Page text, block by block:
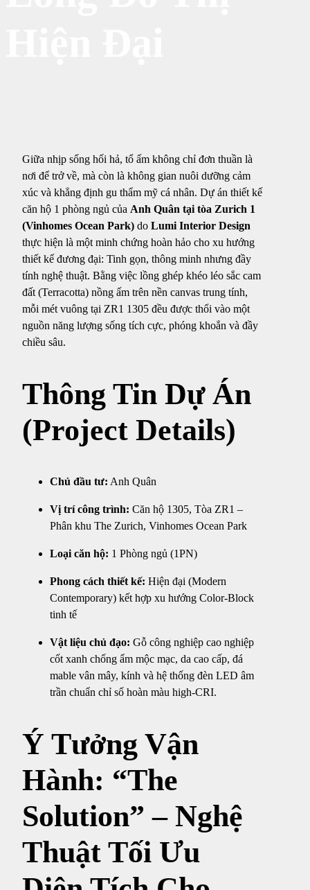
Giữa nhịp sống hối hả, tổ ấm không chỉ đơn thuần là
nơi để trở về, mà còn là không gian nuôi dưỡng cảm
xúc và khẳng định gu thẩm mỹ cá nhân. Dự án thiết kế
căn hộ 1 phòng ngủ của Anh Quân tại tòa Zurich 1
(Vinhomes Ocean Park) do Lumi Interior Design
thực hiện là một minh chứng hoàn hảo cho xu hướng
thiết kế đương đại: Tinh gọn, thông minh nhưng đầy
tính nghệ thuật. Bằng việc lồng ghép khéo léo sắc cam
đất (Terracotta) nồng ấm trên nền canvas trung tính,
mỗi mét vuông tại ZR1 1305 đều được thổi vào một
nguồn năng lượng sống tích cực, phóng khoắn và đầy
chiều sâu.
Thông Tin Dự Án
(Project Details)
Chủ đầu tư: Anh Quân
Vị trí công trình: Căn hộ 1305, Tòa ZR1 –
Phân khu The Zurich, Vinhomes Ocean Park
Loại căn hộ: 1 Phòng ngủ (1PN)
Phong cách thiết kế: Hiện đại (Modern
Contemporary) kết hợp xu hướng Color-Block
tinh tế
Vật liệu chủ đạo: Gỗ công nghiệp cao nghiệp
cốt xanh chống ẩm mộc mạc, da cao cấp, đá
mable vân mây, kính và hệ thống đèn LED âm
trần chuẩn chỉ số hoàn màu high-CRI.
Ý Tưởng Vận
Hành: “The
Solution” – Nghệ
Thuật Tối Ưu